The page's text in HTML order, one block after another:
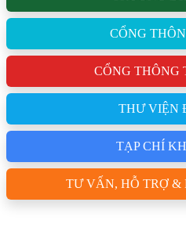
CỔNG
CỔNG THÔNG
THƯ VIỆN
TẠP CHÍ
TƯ VẤN, HỖ TRỢ &